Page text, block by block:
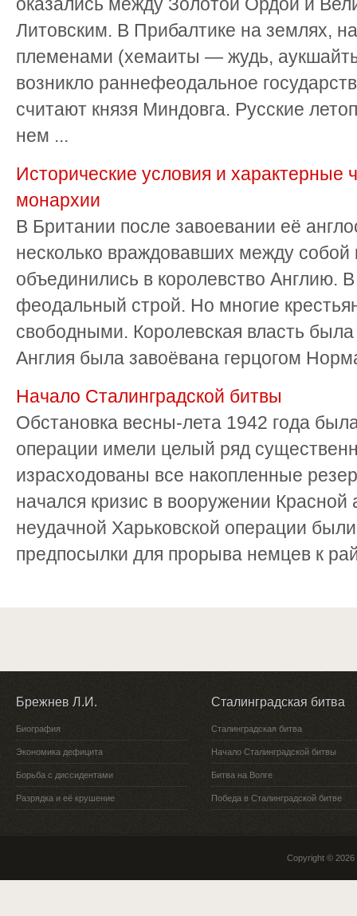
Литовским. В Прибалтике на землях,
племенами (хемаиты — жудь,
возникло раннефеодальное
считают князя Миндовга. Русские
нем ...
Исторические условия и характерные
монархии
В Британии после завоевании её
несколько враждовавших между собой
объединились в королевство Англию.
феодальный строй. Но многие
свободными. Королевская власть
Англия была завоёвана герцогом
Начало Сталинградской битвы
Обстановка весны-лета 1942 года
операции имели целый ряд
израсходованы все накопленные
начался кризис в вооружении Красной
неудачной Харьковской операции
предпосылки для прорыва немцев к
Брежнев Л.И.
Биография
Экономика дефицита
Борьба с диссидентами
Разрядка и её крушение
Сталинградская битва
Сталинградская битва
Начало Сталинградской битвы
Битва на Волге
Победа в Сталинградской битве
Copyright © 2026